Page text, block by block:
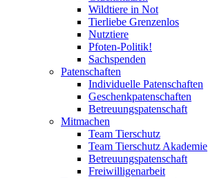
Wildtiere in Not
Tierliebe Grenzenlos
Nutztiere
Pfoten-Politik!
Sachspenden
Patenschaften
Individuelle Patenschaften
Geschenkpatenschaften
Betreuungspatenschaft
Mitmachen
Team Tierschutz
Team Tierschutz Akademie
Betreuungspatenschaft
Freiwilligenarbeit